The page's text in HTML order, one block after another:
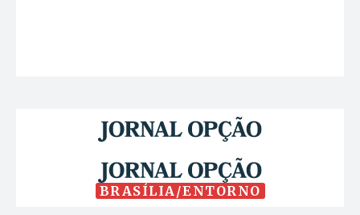
BRASÍLIA/ENTORNO